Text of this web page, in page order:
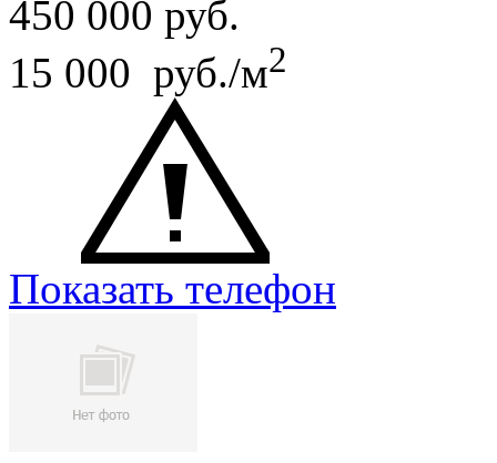
450 000 руб.
15 000 руб./м2
Показать телефон